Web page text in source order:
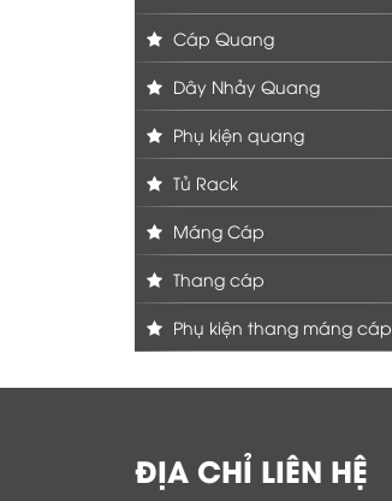
Cáp Quang
Dây Nhảy Quang
Phụ kiện quang
Tủ Rack
Máng Cáp
Thang cáp
Phụ kiện thang máng cáp
ĐỊA CHỈ LIÊN HỆ